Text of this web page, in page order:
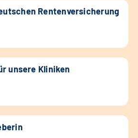
Rentenversicherung
unsere Kliniken